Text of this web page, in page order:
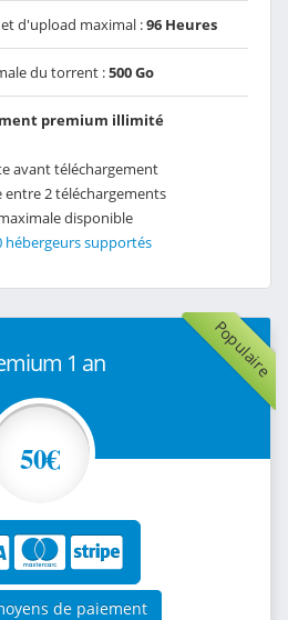
d'upload maximal :96 Heures
du torrent :500 Go
premium illimité
avant téléchargement
entre 2 téléchargements
disponible
hébergeurs supportés
Populaire
1 an
50€
de paiement